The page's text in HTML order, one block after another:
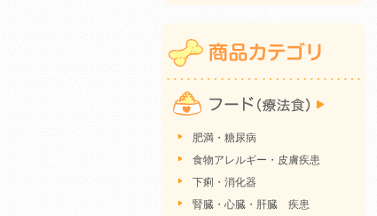
肥満・糖尿病
食物アレルギー・皮膚疾患
下痢・消化器
腎臓・心臓・肝臓 疾患